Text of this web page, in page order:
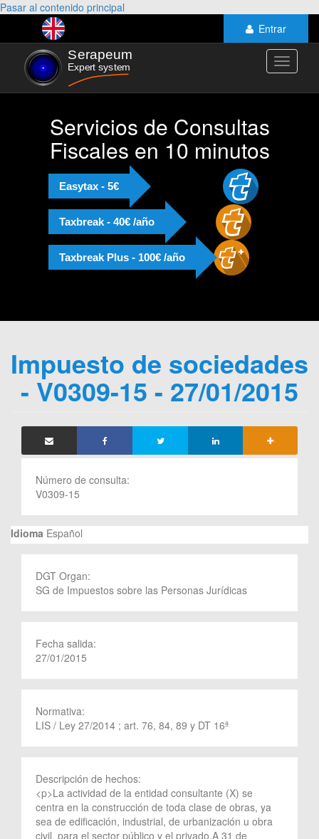
Pasar al contenido principal
Entrar
Toggle
Servicios de Consultas
Fiscales en 10 minutos
Easytax - 5€
Taxbreak - 40€ /año
Taxbreak Plus - 100€ /año
Impuesto de sociedades
- V0309-15 - 27/01/2015
Número de consulta:
V0309-15
Idioma Español
DGT Organ:
SG de Impuestos sobre las Personas Jurídicas
Fecha salida:
27/01/2015
Normativa:
LIS / Ley 27/2014 ; art. 76, 84, 89 y DT 16ª
Descripción de hechos:
<p>La actividad de la entidad consultante (X) se
centra en la construcción de toda clase de obras, ya
sea de edificación, industrial, de urbanización u obra
civil, para el sector público y el privado.A 31 de